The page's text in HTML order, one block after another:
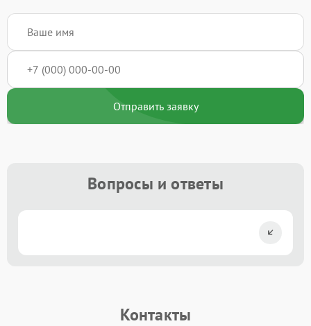
Отправить заявку
Вопросы и ответы
Контакты